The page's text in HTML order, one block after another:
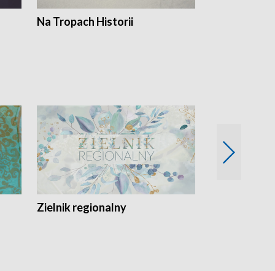
Na Tropach Historii
Zielnik regionalny